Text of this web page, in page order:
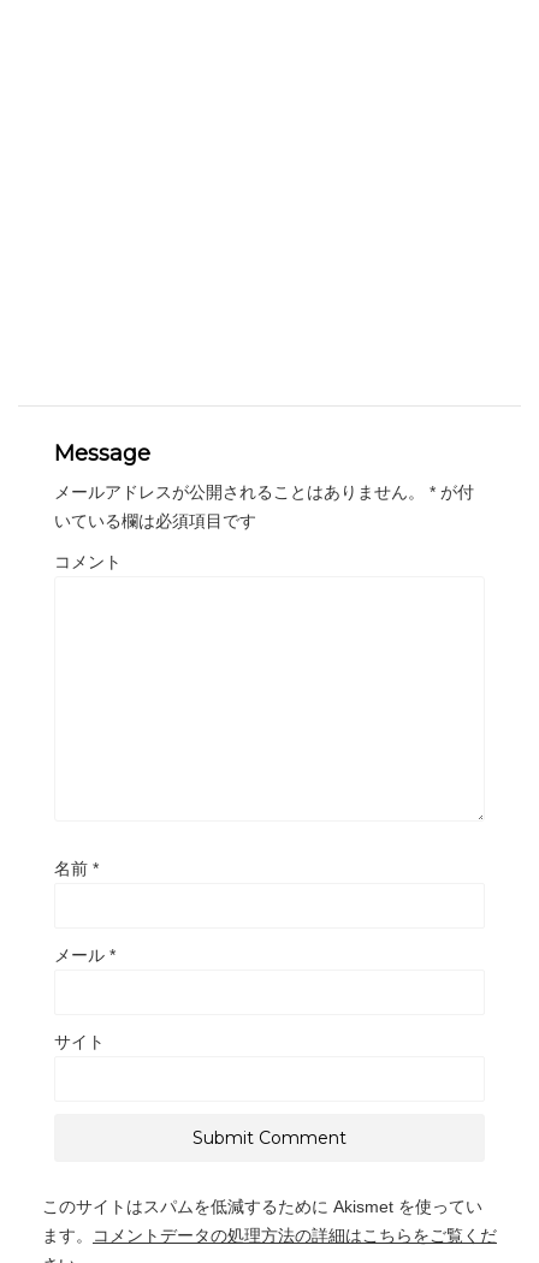
Message
メールアドレスが公開されることはありません。 * が付
いている欄は必須項目です
コメント
名前 *
メール *
サイト
このサイトはスパムを低減するために Akismet を使ってい
ます。
コメントデータの処理方法の詳細はこちらをご覧くだ